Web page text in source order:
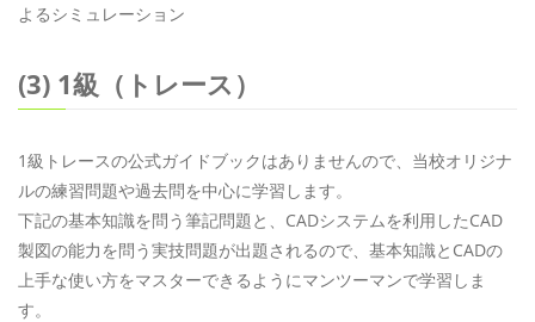
よるシミュレーション
(3) 1級（トレース）
1級トレースの公式ガイドブックはありませんので、当校オリジナ
ルの練習問題や過去問を中心に学習します。
下記の基本知識を問う筆記問題と、CADシステムを利用したCAD
製図の能力を問う実技問題が出題されるので、基本知識とCADの
上手な使い方をマスターできるようにマンツーマンで学習しま
す。